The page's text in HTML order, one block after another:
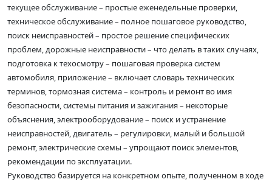
текущее обслуживание – простые еженедельные проверки,
техническое обслуживание – полное пошаговое руководство,
поиск неисправностей – простое решение специфических
проблем, дорожные неисправности – что делать в таких случаях,
подготовка к техосмотру – пошаговая проверка систем
автомобиля, приложение – включает словарь технических
терминов, тормозная система – контроль и ремонт во имя
безопасности, системы питания и зажигания – некоторые
объяснения, электрооборудование – поиск и устранение
неисправностей, двигатель – регулировки, малый и большой
ремонт, электрические схемы – упрощают поиск элементов,
рекомендации по эксплуатации.
Руководство базируется на конкретном опыте, полученном в ходе